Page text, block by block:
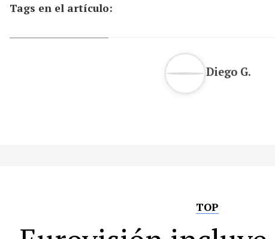
Tags en el artículo:
Diego G.
TOP